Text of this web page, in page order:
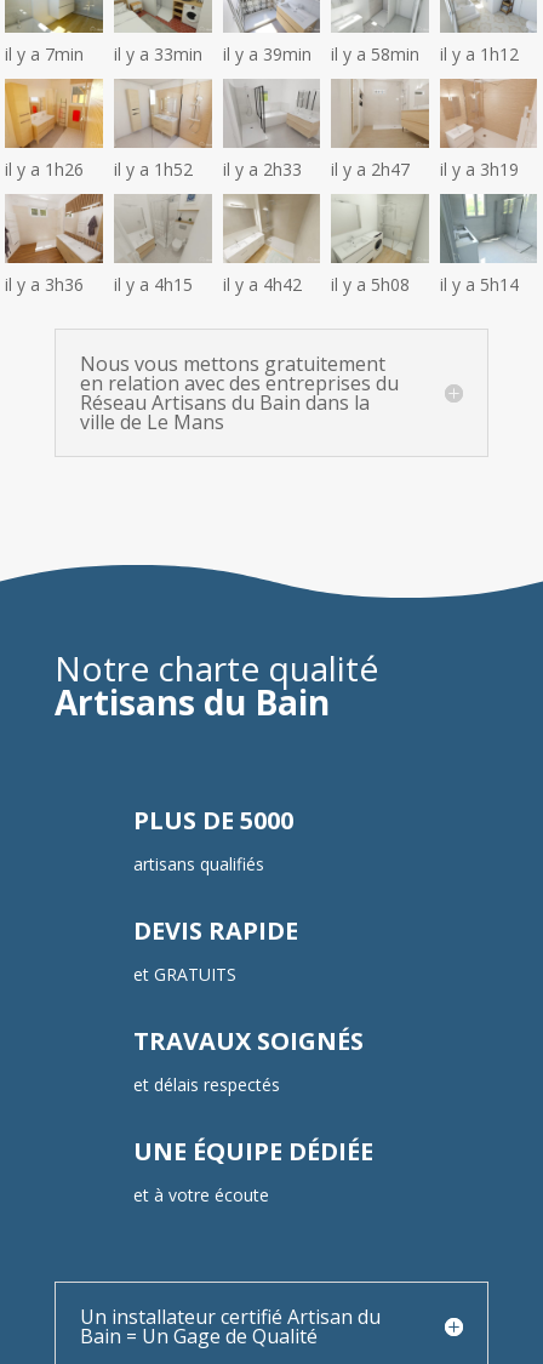
il y a 7min il y a 33min il y a 39min il y a 58min il y a 1h12
il y a 1h26 il y a 1h52 il y a 2h33 il y a 2h47 il y a 3h19
il y a 3h36 il y a 4h15 il y a 4h42 il y a 5h08 il y a 5h14
Nous vous mettons gratuitement
en relation avec des entreprises du
Réseau Artisans du Bain dans la
ville de Le Mans
Notre charte qualité
Artisans du Bain
PLUS DE 5000
artisans qualifiés
DEVIS RAPIDE
et GRATUITS
TRAVAUX SOIGNÉS
et délais respectés
UNE ÉQUIPE DÉDIÉE
et à votre écoute
Un installateur certifié Artisan du
Bain = Un Gage de Qualité